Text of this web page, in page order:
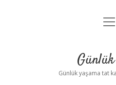
Yasal
Günlük yaşama tat